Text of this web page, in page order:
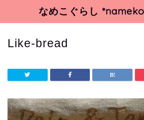
なめこぐらし
Like-bread